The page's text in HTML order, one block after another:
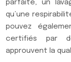
parfaite, un
qu’une
pouvez
certifiés par
approuvent la